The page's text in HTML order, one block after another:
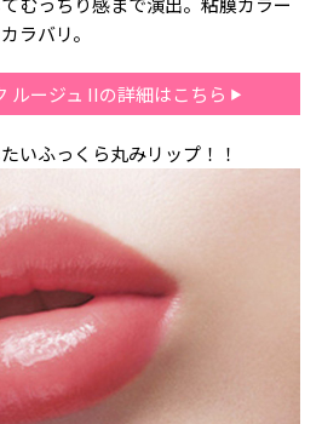
ラバリ。
ルージュ IIの詳細はこちら
いふっくら丸みリップ！！